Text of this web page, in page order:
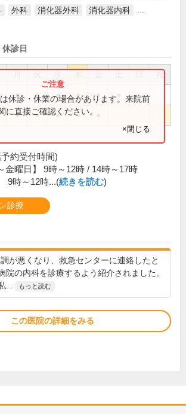
外科 消化器外科 消化器内科
診日
祝
● ● ● ● ●
● ● ● ●
休診・休業の場合があります。来院前
に直接ご確認ください。
×閉じる
約受付時間)
金曜日】 9時～12時 / 14時～17時
9時～12時...(続きを読む)
診療
が悪くなり、救急センターに連絡したと
院の内科を診療するよう紹介されました。
...
もっと読む
この医院の詳細をみる